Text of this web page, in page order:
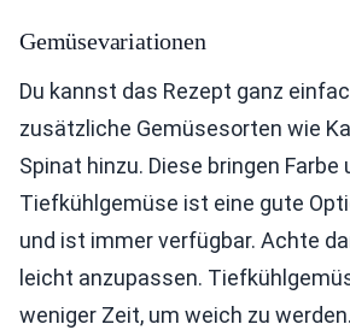
Gemüsevariationen
Du kannst das Rezept ganz
zusätzliche Gemüsesorten wie
Spinat hinzu. Diese bringen
Tiefkühlgemüse ist eine gute
und ist immer verfügbar. Achte
leicht anzupassen.
weniger Zeit, um weich zu werden.